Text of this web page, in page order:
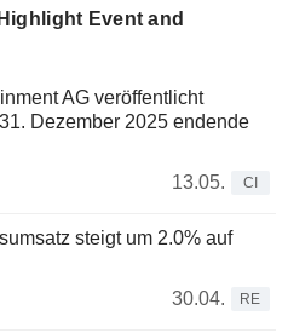
Event and
AG veröffentlicht
Dezember 2025 endende
13.05.
CI
steigt um 2.0% auf
30.04.
RE